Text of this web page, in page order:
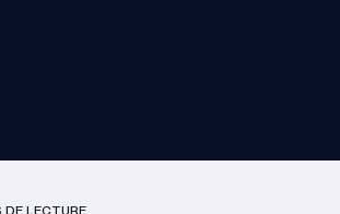
DE LECTURE